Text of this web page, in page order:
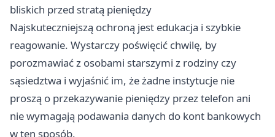
bliskich przed stratą pieniędzy
Najskuteczniejszą ochroną jest edukacja i szybkie
reagowanie. Wystarczy poświęcić chwilę, by
porozmawiać z osobami starszymi z rodziny czy
sąsiedztwa i wyjaśnić im, że żadne instytucje nie
proszą o przekazywanie pieniędzy przez telefon ani
nie wymagają podawania danych do kont bankowych
w ten sposób.